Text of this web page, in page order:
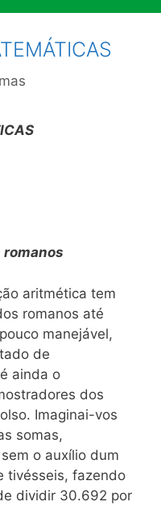
aritmética tem
romanos até
manejável,
de
ainda o
dos
Imaginai-vos
somas,
o auxílio dum
tivésseis, fazendo
dividir 30.692 por